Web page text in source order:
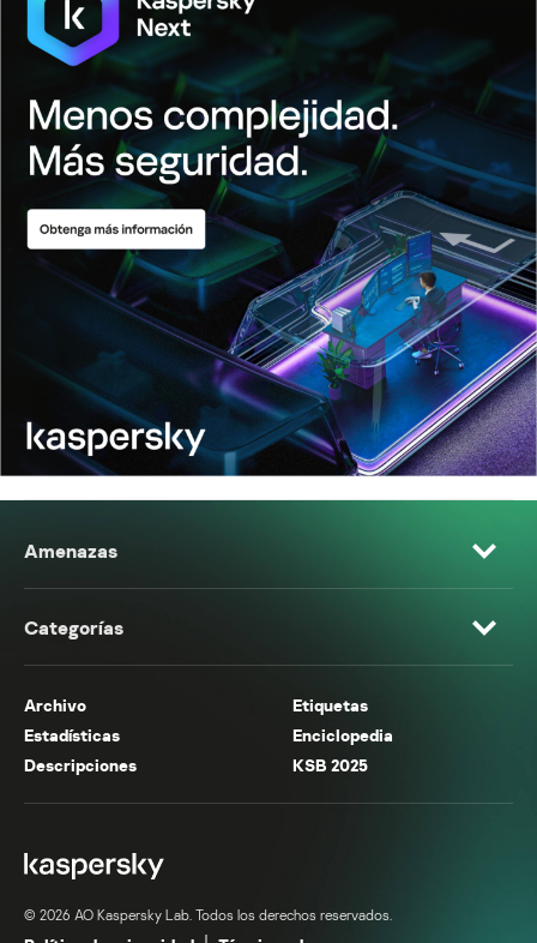
Amenazas
Categorías
Archivo
Etiquetas
Estadísticas
Enciclopedia
Descripciones
KSB 2025
© 2026 AO Kaspersky Lab. Todos los derechos reservados.